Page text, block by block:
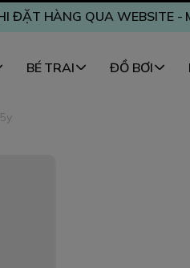
ĐẶT HÀNG QUA WEBSITE -
BÉ TRAI ĐỒ BƠI